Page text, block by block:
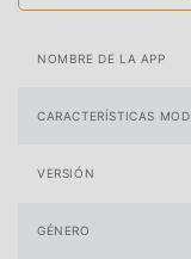
NOMBRE DE LA APP
CARACTERÍSTICAS MOD
VERSIÓN
GÉNERO